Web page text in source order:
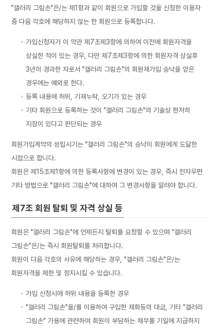
"갤러리 그림손"은/는 제1항과 같이 회원으로 가입할 것을 신청한 이용자
중 다음 각호에 해당하지 않는 한 회원으로 등록합니다.
가입신청자가 이 약관 제7조제3항에 의하여 이전에 회원자격을
상실한 적이 있는 경우, 다만 제7조제3항에 의한 회원자격 상실후
3년이 경과한 자로서 "갤러리 그림손"의 회원재가입 승낙을 얻은
경우에는 예외로 한다.
등록 내용에 허위, 기재누락, 오기가 있는 경우
기타 회원으로 등록하는 것이 "갤러리 그림손"의 기술상 현저히
지장이 있다고 판단되는 경우
회원가입계약의 성립시기는 "갤러리 그림손"의 승낙이 회원에게 도달한
시점으로 합니다.
회원은 제15조제1항에 의한 등록사항에 변경이 있는 경우, 즉시 전자우편
기타 방법으로 "갤러리 그림손"에 대하여 그 변경사항을 알려야 합니다.
제7조 회원 탈퇴 및 자격 상실 등
회원은 "갤러리 그림손"에 언제든지 탈퇴를 요청할 수 있으며 "갤러리
그림손"은/는 즉시 회원탈퇴를 처리합니다.
회원이 다음 각호의 사유에 해당하는 경우, "갤러리 그림손"은/는
회원자격을 제한 및 정지시킬 수 있습니다.
가입 신청시에 허위 내용을 등록한 경우
"갤러리 그림손"을/를 이용하여 구입한 재화등의 대금, 기타 "갤러리
그림손" 가용에 관련하여 회원이 부담하는 채무를 기일에 지급하지